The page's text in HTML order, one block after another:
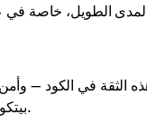
الثقة في الكود —
بيتكوينهم لا يمكن أن يتم تضخيمه أو التلاعب به.